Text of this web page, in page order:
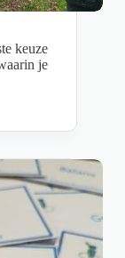
keuze
je